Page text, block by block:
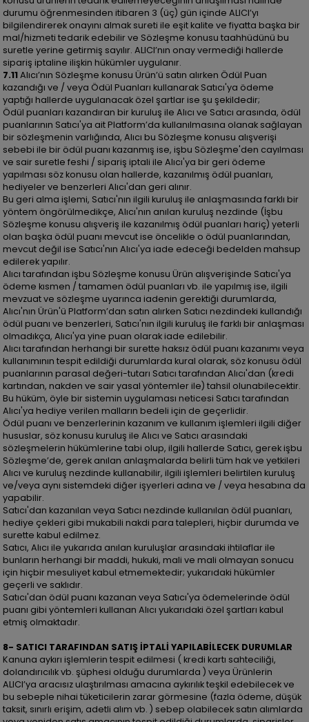
durumu öğrenmesinden itibaren 3 (üç) gün içinde ALICI’yı
bilgilendirerek onayını almak sureti ile eşit kalite ve fiyatta başka bir
mal/hizmeti tedarik edebilir ve Sözleşme konusu taahhüdünü bu
suretle yerine getirmiş sayılır. ALICI’nın onay vermediği hallerde
sipariş iptaline ilişkin hükümler uygulanır.
7.11Alıcı’nın Sözleşme konusu Ürün’ü satın alırken Ödül Puan
kazandığı ve / veya Ödül Puanları kullanarak Satıcı'ya ödeme
yaptığı hallerde uygulanacak özel şartlar ise şu şekildedir;
Ödül puanları kazandıran bir kuruluş ile Alıcı ve Satıcı arasında, ödül
puanlarının Satıcı'ya ait Platform’da kullanılmasına olanak sağlayan
bir sözleşmenin varlığında, Alıcı bu Sözleşme konusu alışverişi
sebebi ile bir ödül puanı kazanmış ise, işbu Sözleşme'den cayılması
ve sair suretle feshi / sipariş iptali ile Alıcı'ya bir geri ödeme
yapılması söz konusu olan hallerde, kazanılmış ödül puanları,
hediyeler ve benzerleri Alıcı'dan geri alınır.
Bu geri alma işlemi, Satıcı'nın ilgili kuruluş ile anlaşmasında farklı bir
yöntem öngörülmedikçe, Alıcı'nın anılan kuruluş nezdinde (İşbu
Sözleşme konusu alışveriş ile kazanılmış ödül puanları hariç) yeterli
olan başka ödül puanı mevcut ise öncelikle o ödül puanlarından,
mevcut değil ise Satıcı'nın Alıcı'ya iade edeceği bedelden mahsup
edilerek yapılır.
Alıcı tarafından işbu Sözleşme konusu Ürün alışverişinde Satıcı'ya
ödeme kısmen / tamamen ödül puanları vb. ile yapılmış ise, ilgili
mevzuat ve sözleşme uyarınca iadenin gerektiği durumlarda,
Alıcı'nın Ürün'ü Platform’dan satın alırken Satıcı nezdindeki kullandığı
ödül puanı ve benzerleri, Satıcı'nın ilgili kuruluş ile farklı bir anlaşması
olmadıkça, Alıcı'ya yine puan olarak iade edilebilir.
Alıcı tarafından herhangi bir surette haksız ödül puanı kazanımı veya
kullanımının tespit edildiği durumlarda kural olarak, söz konusu ödül
puanlarının parasal değeri-tutarı Satıcı tarafından Alıcı'dan (kredi
kartından, nakden ve sair yasal yöntemler ile) tahsil olunabilecektir.
Bu hüküm, öyle bir sistemin uygulaması neticesi Satıcı tarafından
Alıcı'ya hediye verilen malların bedeli için de geçerlidir.
Ödül puanı ve benzerlerinin kazanım ve kullanım işlemleri ilgili diğer
hususlar, söz konusu kuruluş ile Alıcı ve Satıcı arasındaki
sözleşmelerin hükümlerine tabi olup, ilgili hallerde Satıcı, gerek işbu
Sözleşme’de, gerek anılan anlaşmalarda belirli tüm hak ve yetkileri
Alıcı ve kuruluş nezdinde kullanabilir, ilgili işlemleri belirtilen kuruluş
ve/veya aynı sistemdeki diğer işyerleri adına ve / veya hesabına da
yapabilir.
Satıcı'dan kazanılan veya Satıcı nezdinde kullanılan ödül puanları,
hediye çekleri gibi mukabili nakdi para talepleri, hiçbir durumda ve
surette kabul edilmez.
Satıcı, Alıcı ile yukarıda anılan kuruluşlar arasındaki ihtilaflar ile
bunların herhangi bir maddi, hukuki, mali ve mali olmayan sonucu
için hiçbir mesuliyet kabul etmemektedir; yukarıdaki hükümler
geçerli ve saklıdır.
Satıcı'dan ödül puanı kazanan veya Satıcı'ya ödemelerinde ödül
puanı gibi yöntemleri kullanan Alıcı yukarıdaki özel şartları kabul
etmiş olmaktadır.
8- SATICI TARAFINDAN SATIŞ İPTALİ YAPILABİLECEK DURUMLAR
Kanuna aykırı işlemlerin tespit edilmesi ( kredi kartı sahteciliği,
dolandırıcılık vb. şüphesi olduğu durumlarda ) veya Ürünlerin
ALICI’ya aracısız ulaştırılması amacına aykırılık teşkil edebilecek ve
bu sebeple nihai tüketicilerin zarar görmesine (fazla ödeme, düşük
taksit, sınırlı erişim, adetli alım vb. ) sebep olabilecek satın alımlarda